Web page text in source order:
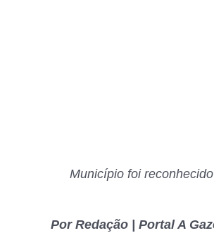
Município foi
Por Redação | Portal A